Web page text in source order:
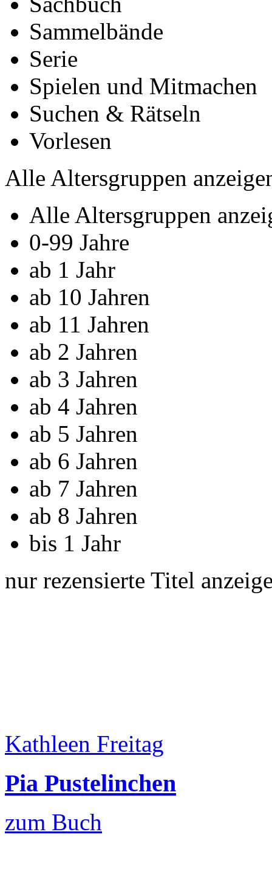
Sammelbände
Serie
Spielen und Mitmachen
Suchen & Rätseln
Vorlesen
Alle Altersgruppen
Alle Altersgruppen
0-­99 Jahre
ab 1 Jahr
ab 10 Jahren
ab 11 Jahren
ab 2 Jahren
ab 3 Jahren
ab 4 Jahren
ab 5 Jahren
ab 6 Jahren
ab 7 Jahren
ab 8 Jahren
bis 1 Jahr
nur rezensierte Titel
Kathleen Freitag
Pia Pustelinchen
zum Buch